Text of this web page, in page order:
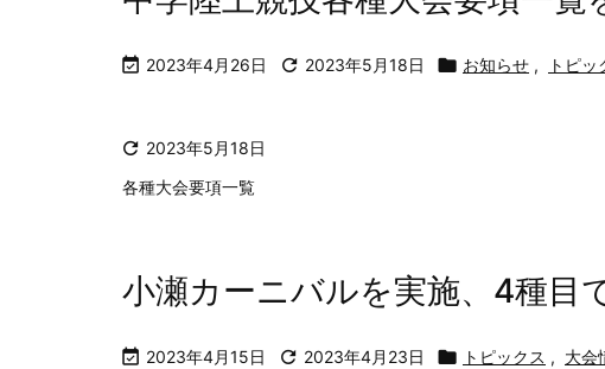
 2023年4月26日  2023年5月18日  お知らせ , トピッ
 2023年5月18日
各種大会要項一覧
小瀬カーニバルを実施、4種目
 2023年4月15日  2023年4月23日  トピックス , 大会